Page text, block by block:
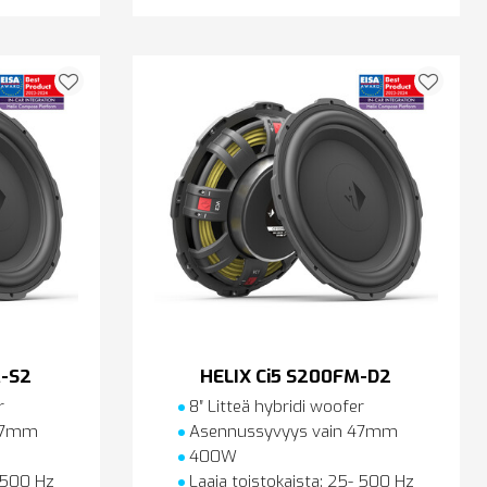
S2
Hz
HELIX Ci5 S200FM-D2
8″ Litteä hybridi woofer
Asennussyvyys vain 47mm
400W
Laaja toistokaista: 25- 500 Hz